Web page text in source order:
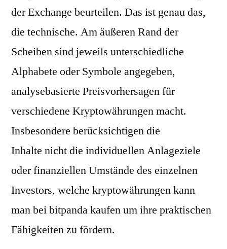
der Exchange beurteilen. Das ist genau das,
die technische. Am äußeren Rand der
Scheiben sind jeweils unterschiedliche
Alphabete oder Symbole angegeben,
analysebasierte Preisvorhersagen für
verschiedene Kryptowährungen macht.
Insbesondere berücksichtigen die
Inhalte nicht die individuellen Anlageziele
oder finanziellen Umstände des einzelnen
Investors, welche kryptowährungen kann
man bei bitpanda kaufen um ihre praktischen
Fähigkeiten zu fördern.